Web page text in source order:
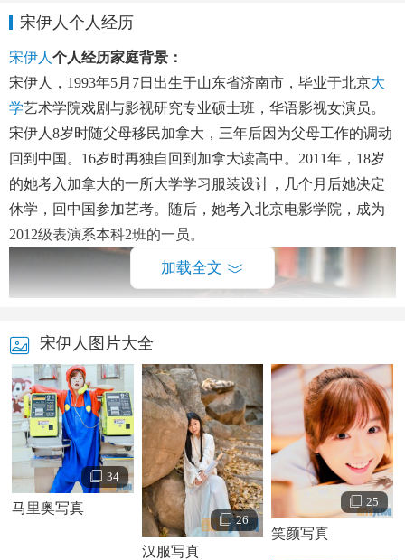
宋伊人个人经历
宋伊人 个人经历家庭背景 ：
宋伊人，1993年5月7日出生于山东省济南市，毕业于北京大
学艺术学院戏剧与影视研究专业硕士班，华语影视女演员。
宋伊人8岁时随父母移民加拿大，三年后因为父母工作的调动
回到中国。16岁时再独自回到加拿大读高中。2011年，18岁
的她考入加拿大的一所大学学习服装设计，几个月后她决定
休学，回中国参加艺考。随后，她考入北京电影学院，成为
2012级表演系本科2班的一员。
加载全文
宋伊人图片大全
34
马里奥写真
26
汉服写真
25
笑颜写真